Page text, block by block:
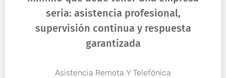
seria: asistencia profesional,
supervisión continua y respuesta
garantizada
Asistencia Remota Y Telefónica